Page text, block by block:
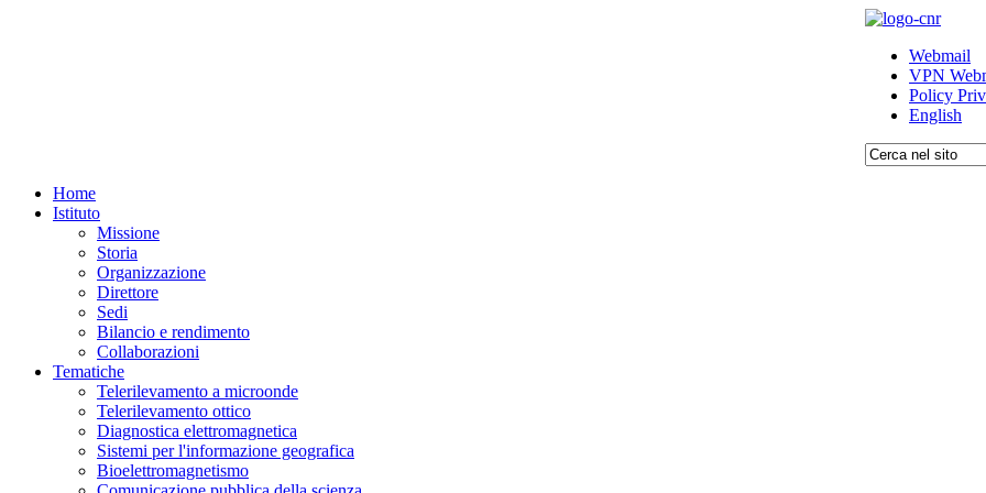
Webmail
VPN
Policy
English
Home
Istituto
Missione
Storia
Organizzazione
Direttore
Sedi
Bilancio e rendimento
Collaborazioni
Tematiche
Telerilevamento a microonde
Telerilevamento ottico
Diagnostica elettromagnetica
Sistemi per l'informazione geografica
Bioelettromagnetismo